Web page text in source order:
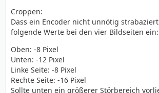
Croppen:
Dass ein Encoder nicht unnötig
folgende Werte bei den vier Bildseiten ein:
Oben: -8 Pixel
Unten: -12 Pixel
Linke Seite: -8 Pixel
Rechte Seite: -16 Pixel
Sollte unten ein größerer Störbereich